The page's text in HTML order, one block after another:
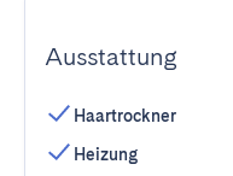
Ausstattung
Haartrockner
Heizung